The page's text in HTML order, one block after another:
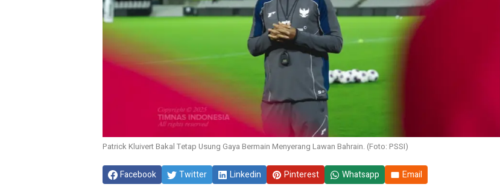
Patrick Kluivert Bakal Tetap Usung Gaya Bermain Menyerang Lawan Bahrain. (Foto: PSSI)
Facebook Twitter Linkedin Pinterest Whatsapp Email